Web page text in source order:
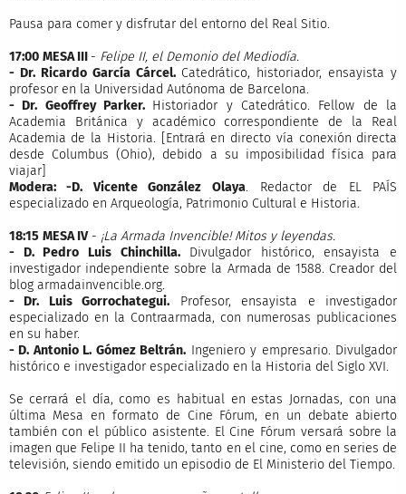
Pausa para comer y disfrutar del entorno del Real Sitio.
17:00 MESA III - Felipe II, el Demonio del Mediodía.
- Dr. Ricardo García Cárcel. Catedrático, historiador, ensayista y
profesor en la Universidad Autónoma de Barcelona.
- Dr. Geoffrey Parker. Historiador y Catedrático. Fellow de la
Academia Británica y académico correspondiente de la Real
Academia de la Historia. [Entrará en directo vía conexión directa
desde Columbus (Ohio), debido a su imposibilidad física para
viajar]
Modera: -D. Vicente González Olaya. Redactor de EL PAÍS
especializado en Arqueología, Patrimonio Cultural e Historia.
18:15 MESA IV- ¡La Armada Invencible! Mitos y leyendas.
- D. Pedro Luis Chinchilla. Divulgador histórico, ensayista e
investigador independiente sobre la Armada de 1588. Creador del
blog armadainvencible.org.
- Dr. Luis Gorrochategui. Profesor, ensayista e investigador
especializado en la Contraarmada, con numerosas publicaciones
en su haber.
- D. Antonio L. Gómez Beltrán. Ingeniero y empresario. Divulgador
histórico e investigador especializado en la Historia del Siglo XVI.
Se cerrará el día, como es habitual en estas Jornadas, con una
última Mesa en formato de Cine Fórum, en un debate abierto
también con el público asistente. El Cine Fórum versará sobre la
imagen que Felipe II ha tenido, tanto en el cine, como en series de
televisión, siendo emitido un episodio de El Ministerio del Tiempo.